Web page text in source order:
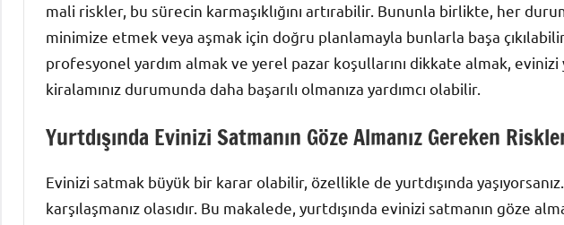
mali riskler, bu sürecin karmaşıklığını artırabilir. Bununla birlikte, her
minimize etmek veya aşmak için doğru planlamayla bunlarla başa
profesyonel yardım almak ve yerel pazar koşullarını dikkate almak, evinizi
kiralamınız durumunda daha başarılı olmanıza yardımcı olabilir.
Yurtdışında Evinizi Satmanın Göze Almanız Gereken
Evinizi satmak büyük bir karar olabilir, özellikle de yurtdışında
karşılaşmanız olasıdır. Bu makalede, yurtdışında evinizi satmanın göze